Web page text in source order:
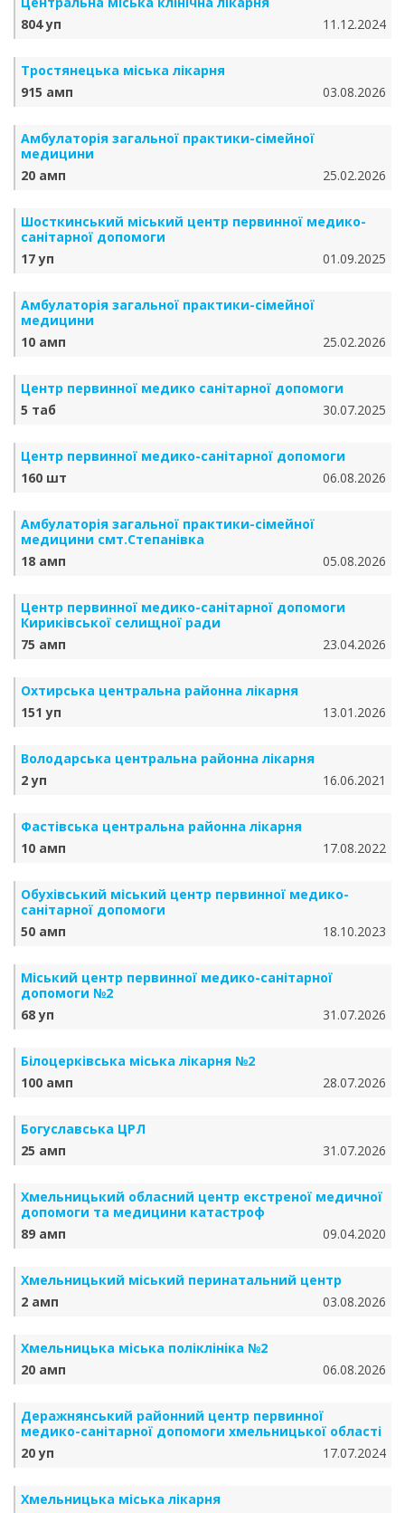
804 уп
11.12.2024
Тростянецька міська лікарня
915 амп
03.08.2026
Амбулаторія загальної практики-сімейної
медицини
20 амп
25.02.2026
Шосткинський міський центр первинної медико-
санітарної допомоги
17 уп
01.09.2025
Амбулаторія загальної практики-сімейної
медицини
10 амп
25.02.2026
Центр первинної медико санітарної допомоги
5 таб
30.07.2025
Центр первинної медико-санітарної допомоги
160 шт
06.08.2026
Амбулаторія загальної практики-сімейної
медицини смт.Степанівка
18 амп
05.08.2026
Центр первинної медико-санітарної допомоги
Кириківської селищної ради
75 амп
23.04.2026
Охтирська центральна районна лікарня
151 уп
13.01.2026
Володарська центральна районна лікарня
2 уп
16.06.2021
Фастівська центральна районна лікарня
10 амп
17.08.2022
Обухівський міський центр первинної медико-
санітарної допомоги
50 амп
18.10.2023
Міський центр первинної медико-санітарної
допомоги №2
68 уп
31.07.2026
Білоцерківська міська лікарня №2
100 амп
28.07.2026
Богуславська ЦРЛ
25 амп
31.07.2026
Хмельницький обласний центр екстреної медичної
допомоги та медицини катастроф
89 амп
09.04.2020
Хмельницький міський перинатальний центр
2 амп
03.08.2026
Хмельницька міська поліклініка №2
20 амп
06.08.2026
Деражнянський районний центр первинної
медико-санітарної допомоги хмельницької області
20 уп
17.07.2024
Хмельницька міська лікарня